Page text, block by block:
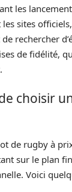
les
les sites
de rechercher
de fidélité,
choisir
de rugby à
sur le plan
Voici